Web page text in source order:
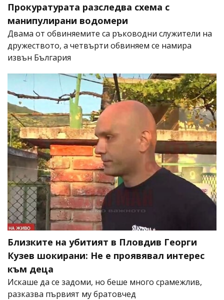
Прокуратурата разследва схема с
манипулирани водомери
Двама от обвиняемите са ръководни служители на
дружеството, а четвърти обвиняем се намира
извън България
Близките на убитият в Пловдив Георги
Кузев шокирани: Не е проявявал интерес
към деца
Искаше да се задоми, но беше много срамежлив,
разказва първият му братовчед